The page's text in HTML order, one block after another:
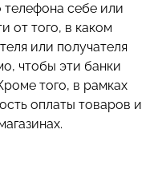
телефона себе или
от того, в каком
или получателя
чтобы эти банки
того, в рамках
оплаты товаров и